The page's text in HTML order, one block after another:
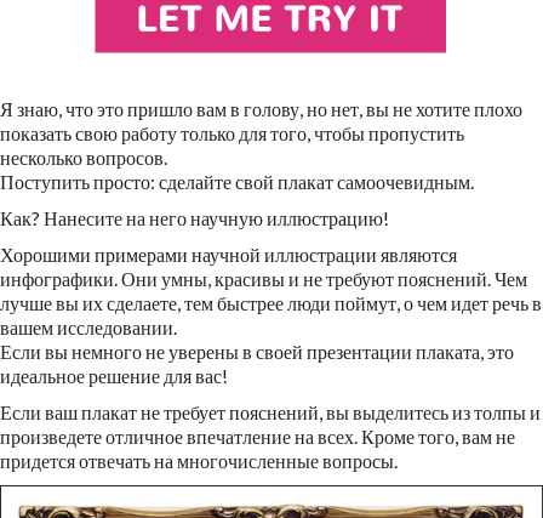
Я знаю, что это пришло вам в голову, но нет, вы не хотите плохо
показать свою работу только для того, чтобы пропустить
несколько вопросов.
Поступить просто: сделайте свой плакат самоочевидным.
Как? Нанесите на него научную иллюстрацию!
Хорошими примерами научной иллюстрации являются
инфографики. Они умны, красивы и не требуют пояснений. Чем
лучше вы их сделаете, тем быстрее люди поймут, о чем идет речь в
вашем исследовании.
Если вы немного не уверены в своей презентации плаката, это
идеальное решение для вас!
Если ваш плакат не требует пояснений, вы выделитесь из толпы и
произведете отличное впечатление на всех. Кроме того, вам не
придется отвечать на многочисленные вопросы.